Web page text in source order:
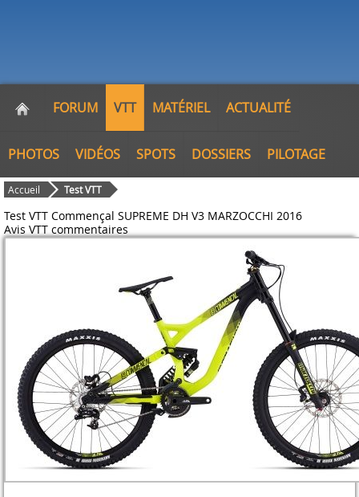
FORUM VTT MATÉRIEL ACTUALITÉ
PHOTOS VIDÉOS SPOTS DOSSIERS PILOTAGE
Accueil Test VTT
Test VTT Commençal SUPREME DH V3 MARZOCCHI 2016
Avis VTT commentaires